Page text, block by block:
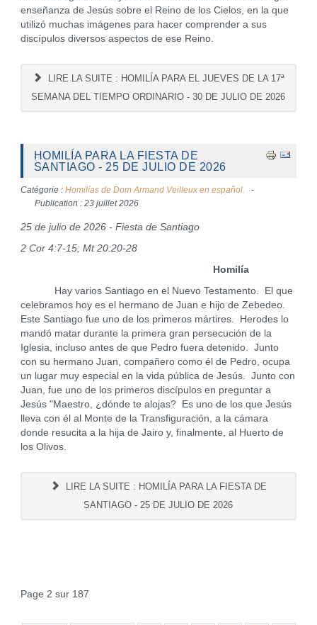
enseñanza de Jesús sobre el Reino de los Cielos, en la que
utilizó muchas imágenes para hacer comprender a sus
discípulos diversos aspectos de ese Reino.
LIRE LA SUITE : HOMILÍA PARA EL JUEVES DE LA 17ª
SEMANA DEL TIEMPO ORDINARIO - 30 DE JULIO DE 2026
HOMILÍA PARA LA FIESTA DE
SANTIAGO - 25 DE JULIO DE 2026
Catégorie : Homilías de Dom Armand Veilleux en español.
Publication : 23 juillet 2026
25 de julio de 2026 - Fiesta de Santiago
2 Cor 4:7-15; Mt 20:20-28
Homilía
Hay varios Santiago en el Nuevo Testamento. El que
celebramos hoy es el hermano de Juan e hijo de Zebedeo.
Este Santiago fue uno de los primeros mártires. Herodes lo
mandó matar durante la primera gran persecución de la
Iglesia, incluso antes de que Pedro fuera detenido. Junto
con su hermano Juan, compañero como él de Pedro, ocupa
un lugar muy especial en la vida pública de Jesús. Junto con
Juan, fue uno de los primeros discípulos en preguntar a
Jesús "Maestro, ¿dónde te alojas? Es uno de los que Jesús
lleva con él al Monte de la Transfiguración, a la cámara
donde resucita a la hija de Jairo y, finalmente, al Huerto de
los Olivos.
LIRE LA SUITE : HOMILÍA PARA LA FIESTA DE
SANTIAGO - 25 DE JULIO DE 2026
Page 2 sur 187